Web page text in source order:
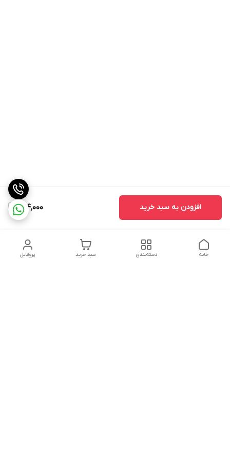
144,000 افزودن به سبد خرید
پروفایل سبد خرید دسته‌بندی خانه